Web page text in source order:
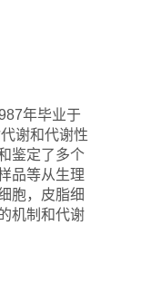
年毕业于
谢和代谢性
鉴定了多个
品等从生理
胞，皮脂细
机制和代谢